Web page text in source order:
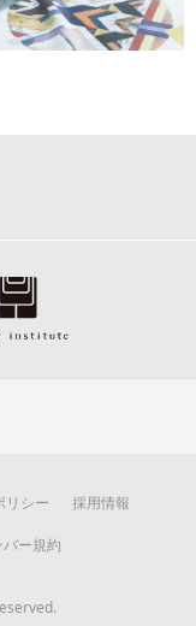
リシー 採用情報
ー規約